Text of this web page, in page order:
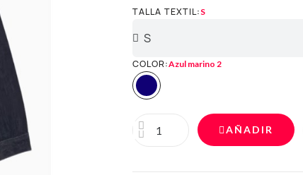
TALLA TEXTIL S
COLOR Azul marino 2
AÑADIR